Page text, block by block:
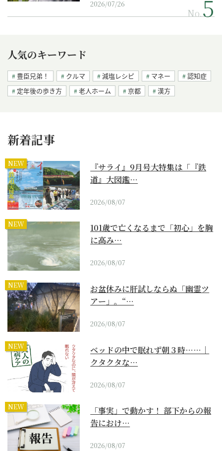
2026/07/26
No.
人気のキーワード
豊臣兄弟！ クルマ 減塩レシピ マネー
認知症
定年後の歩き方
老人ホーム 京都 漢方
新着記事
NEW
『サライ』9月号大特集は「『鉄
道』大図鑑…
2026/08/07
NEW
101歳で亡くなるまで「初心」を胸
に高み…
2026/08/07
NEW
お盆休みに肝試しならぬ「幽霊ツ
アー」。“…
2026/08/07
NEW
ベッドの中で眠れず朝３時……｜
クタクタな…
2026/08/07
NEW
「事実」で動かす！ 部下からの報
告におけ…
2026/08/07